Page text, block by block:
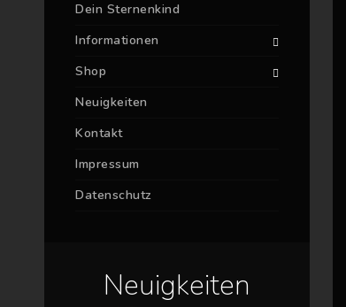
Dein Sternenkind
Informationen
Shop
Neuigkeiten
Kontakt
Impressum
Datenschutz
Neuigkeiten